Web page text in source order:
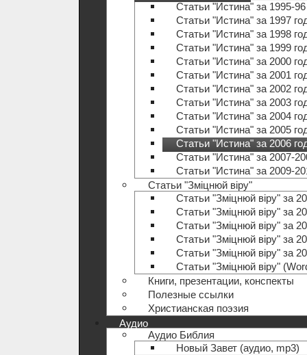
Статьи "Истина" за 1995-
Статьи "Истина" за 1997
Статьи "Истина" за 1998
Статьи "Истина" за 1999
Статьи "Истина" за 2000
Статьи "Истина" за 2001
Статьи "Истина" за 2002
Статьи "Истина" за 2003
Статьи "Истина" за 2004
Статьи "Истина" за 2005
Статьи "Истина" за 2006
Статьи "Истина" за 2007-
Статьи "Истина" за 2009-
Статьи "Зміцнюй віру"
Статьи "Зміцнюй віру" за
Статьи "Зміцнюй віру" за
Статьи "Зміцнюй віру" за
Статьи "Зміцнюй віру" за
Статьи "Зміцнюй віру" за
Статьи "Зміцнюй віру"
Книги, презентации, конспекты
Полезные ccылки
Христианская поэзия
Аудио
Аудио Библия
Новый Завет (аудио, mp3)